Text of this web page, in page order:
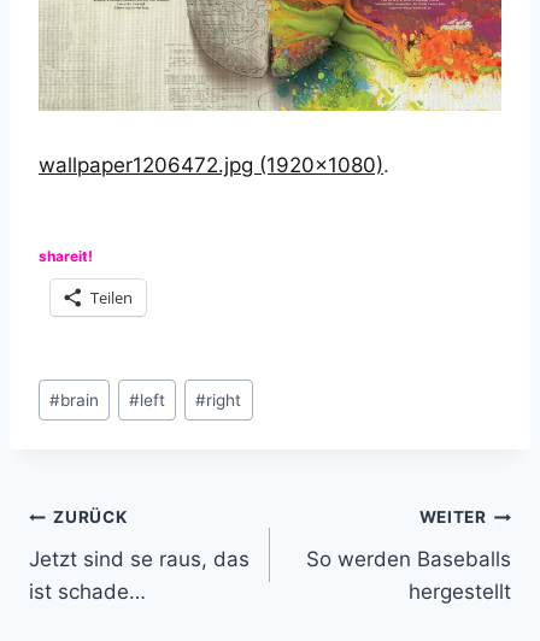
wallpaper1206472.jpg (1920×1080).
shareit!
Teilen
Schlagworte:
#brain #left #right
Beitragsnavigation
ZURÜCK
Jetzt sind se raus, das
ist schade…
WEITER
So werden Baseballs
hergestellt